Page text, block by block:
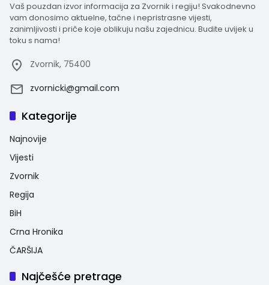
Vaš pouzdan izvor informacija za Zvornik i regiju! Svakodnevno
vam donosimo aktuelne, tačne i nepristrasne vijesti,
zanimljivosti i priče koje oblikuju našu zajednicu. Budite uvijek u
toku s nama!
Zvornik, 75400
zvornicki@gmail.com
Kategorije
Najnovije
Vijesti
Zvornik
Regija
BiH
Crna Hronika
ČARŠIJA
Najčešće pretrage